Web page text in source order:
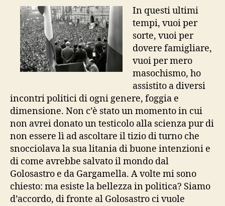
un
In questi ultimi
tempi, vuoi per
sorte, vuoi per
dovere famigliare,
vuoi per mero
masochismo, ho
assistito a diversi
incontri politici di ogni genere, foggia e
dimensione. Non c’è stato un momento in cui
non avrei donato un testicolo alla scienza pur di
non essere lì ad ascoltare il tizio di turno che
snocciolava la sua litania di buone intenzioni e
di come avrebbe salvato il mondo dal
Golosastro e da Gargamella. A volte mi sono
chiesto: ma esiste la bellezza in politica? Siamo
d’accordo, di fronte al Golosastro ci vuole